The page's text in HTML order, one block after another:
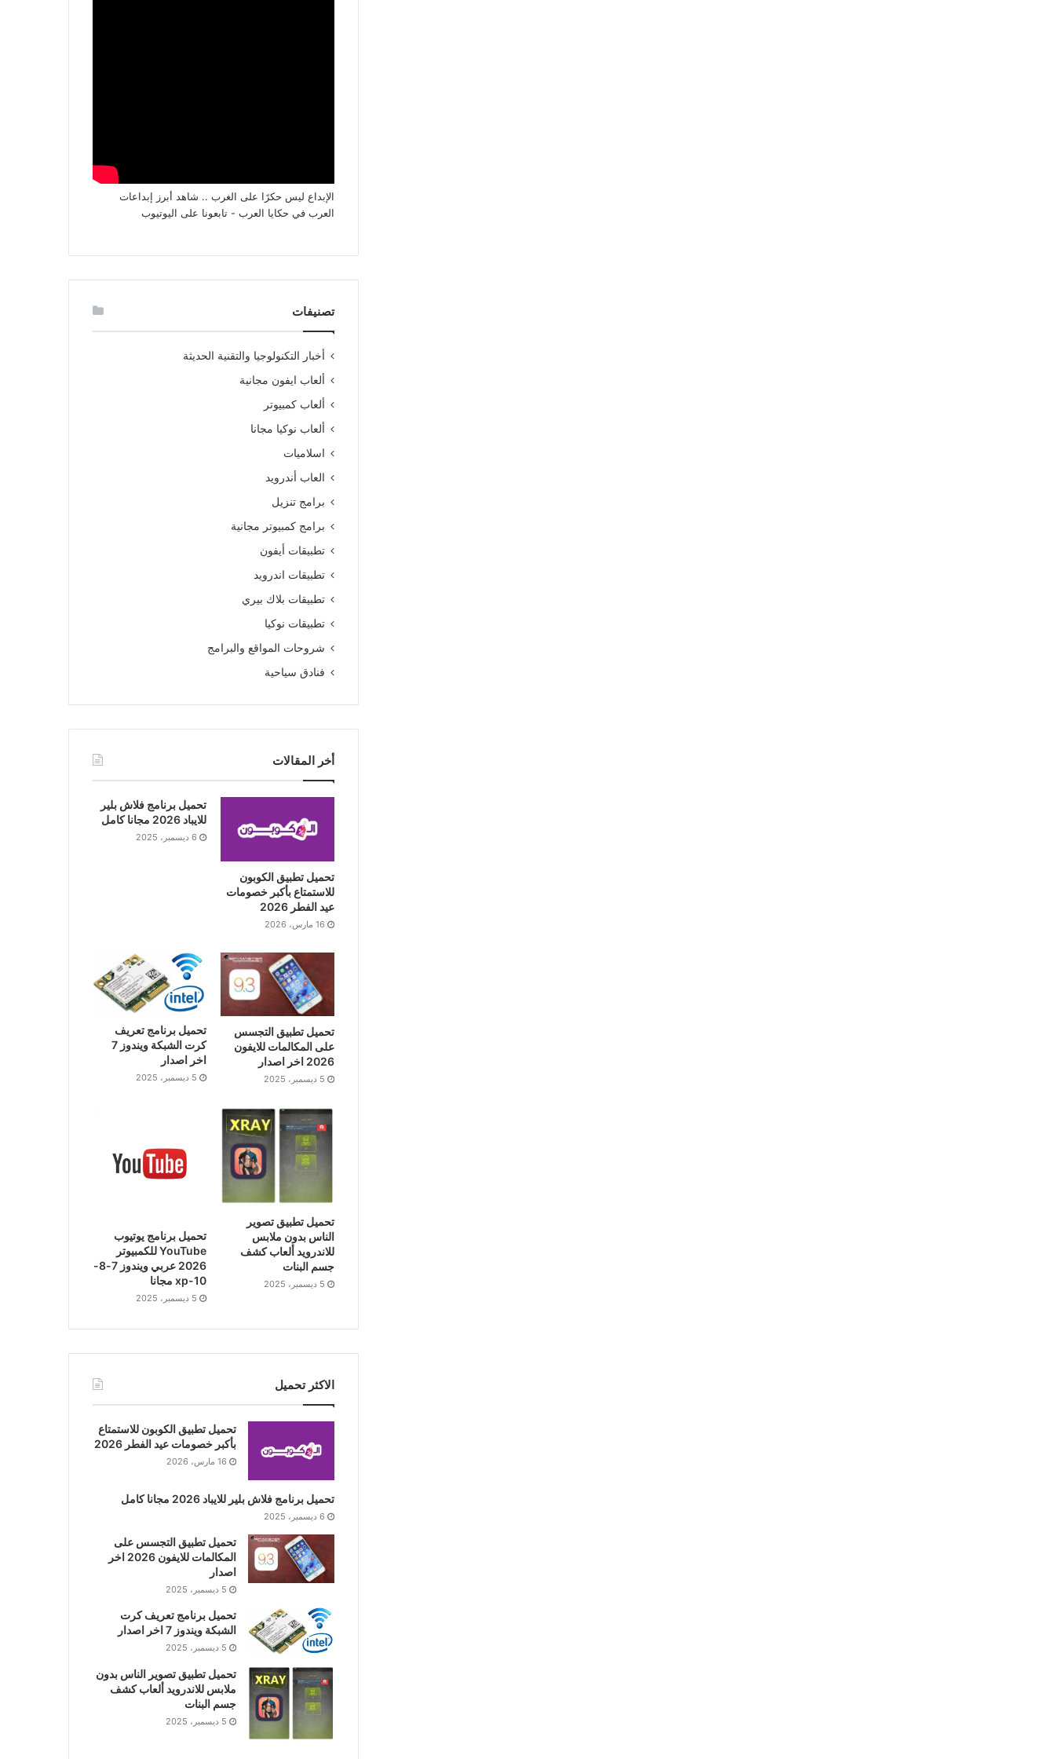
الإبداع ليس حكرًا على الغرب .. شاهد أبرز إبداعات
العرب في حكايا العرب - تابعونا على اليوتيوب
تصنيفات
أخبار التكنولوجيا والتقنية الحديثة
ألعاب ايفون مجانية
ألعاب كمبيوتر
ألعاب نوكيا مجانا
اسلاميات
العاب أندرويد
برامج تنزيل
برامج كمبيوتر مجانية
تطبيقات أيفون
تطبيقات اندرويد
تطبيقات بلاك بيري
تطبيقات نوكيا
شروحات المواقع والبرامج
فنادق سياحية
أخر المقالات
تحميل تطبيق الكوبون
للاستمتاع بأكبر خصومات
عيد الفطر 2026
16 مارس، 2026
تحميل برنامج فلاش بلير
للايباد 2026 مجانا كامل
6 ديسمبر، 2025
تحميل تطبيق التجسس
على المكالمات للايفون
2026 اخر اصدار
5 ديسمبر، 2025
تحميل برنامج تعريف
كرت الشبكة ويندوز 7
اخر اصدار
5 ديسمبر، 2025
تحميل تطبيق تصوير
الناس بدون ملابس
للاندرويد ألعاب كشف
جسم البنات
5 ديسمبر، 2025
تحميل برنامج يوتيوب
YouTube للكمبيوتر
2026 عربي ويندوز 7-8-
10-xp مجانا
5 ديسمبر، 2025
الاكثر تحميل
تحميل تطبيق الكوبون للاستمتاع
بأكبر خصومات عيد الفطر 2026
16 مارس، 2026
تحميل برنامج فلاش بلير للايباد 2026 مجانا كامل
6 ديسمبر، 2025
تحميل تطبيق التجسس على
المكالمات للايفون 2026 اخر
اصدار
5 ديسمبر، 2025
تحميل برنامج تعريف كرت
الشبكة ويندوز 7 اخر اصدار
5 ديسمبر، 2025
تحميل تطبيق تصوير الناس بدون
ملابس للاندرويد ألعاب كشف
جسم البنات
5 ديسمبر، 2025